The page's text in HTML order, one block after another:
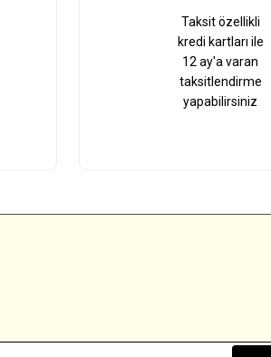
Taksit özellikli
kredi kartları ile
12 ay'a varan
taksitlendirme
yapabilirsiniz